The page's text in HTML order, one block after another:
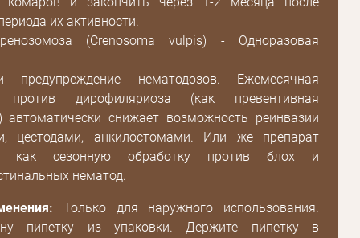
их активности.
(Crenosoma vulpis) - Одноразовая
предупреждение нематодозов. Ежемесячная
против дирофиляриоза (как превентивная
автоматически снижает возможность реинвазии
цестодами, анкилостомами. Или же препарат
как сезонную обработку против блох и
нематод.
Только для наружного использования.
пипетку из упаковки. Держите пипетку в